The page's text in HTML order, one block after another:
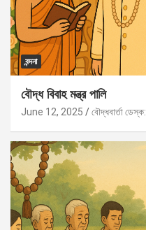
বন্দনা
বৌদ্ধ বিবাহ মন্ত্র পালি
June 12, 2025 বৌদ্ধবার্তা ডেস্ক: